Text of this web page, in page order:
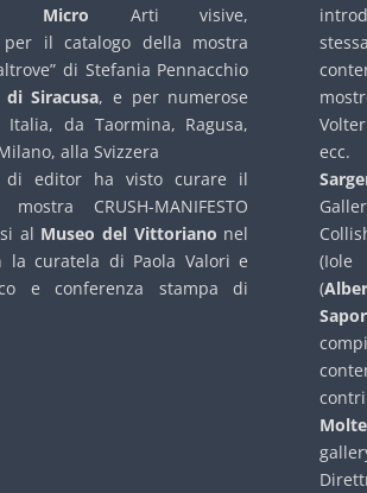
Micro Arti visive,
per il catalogo della mostra
di Stefania Pennacchio
Siracusa, e per numerose
da Taormina, Ragusa,
alla Svizzera
di editor ha visto curare il
CRUSH-MANIFESTO
al Museo del Vittoriano nel
la curatela di Paola Valori e
e conferenza stampa di
ecc.
(Iole
(